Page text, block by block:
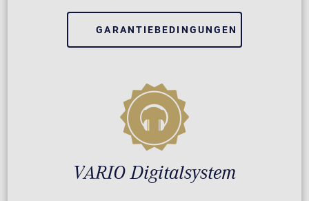
GARANTIEBEDINGUNGEN
VARIO Digitalsystem